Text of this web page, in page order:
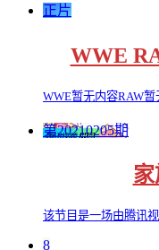
正片
WWE
WWE暂无内容RAW暂
第20210205期
该节目是一场由腾讯
8